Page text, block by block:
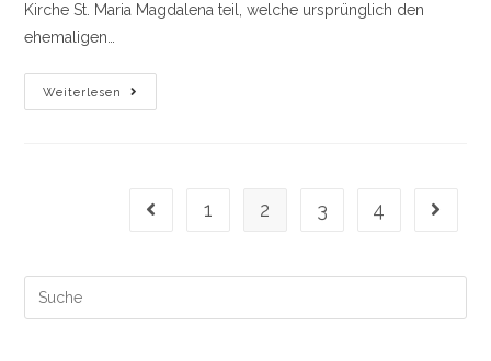
Kirche St. Maria Magdalena teil, welche ursprünglich den
ehemaligen…
Weiterlesen
Stammtisch
In
Gehe zur vorherigen Seite
1 2 3 4 Gehe
Search
this